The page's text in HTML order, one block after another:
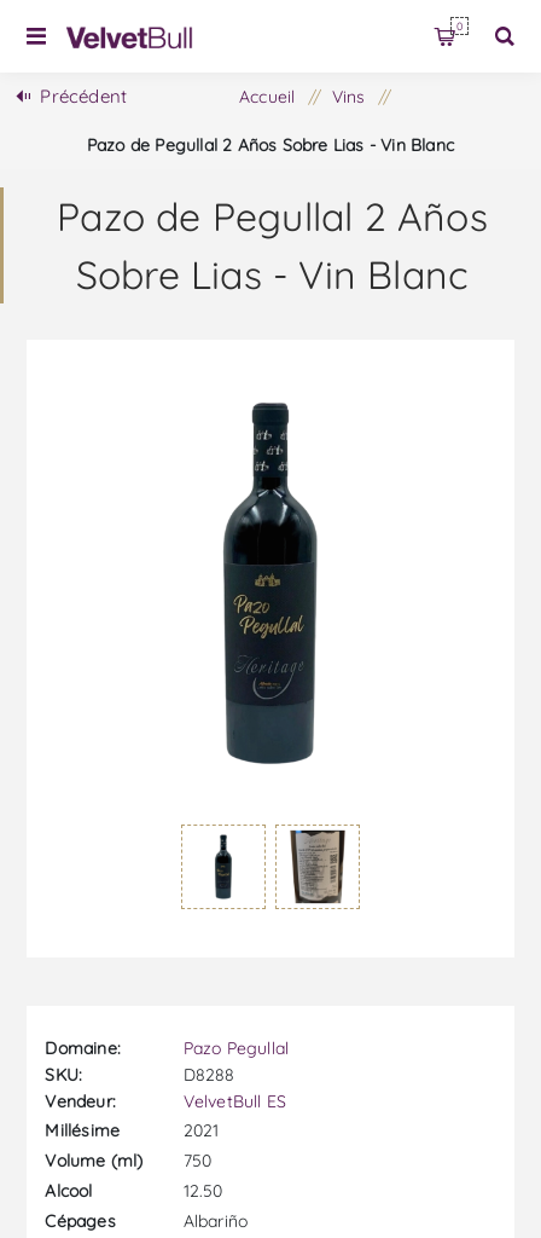
0
Précédent Accueil / Vins /
Pazo de Pegullal 2 Años Sobre Lias - Vin Blanc
Pazo de Pegullal 2 Años
Sobre Lias - Vin Blanc
Domaine:
Pazo Pegullal
SKU:
D8288
Vendeur:
VelvetBull ES
Millésime
2021
Volume (ml)
750
Alcool
12.50
Cépages
Albariño